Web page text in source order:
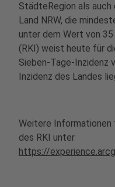
StädteRegion als auch
Land NRW, die
unter dem Wert von
(RKI) weist heute für
Sieben-Tage-Inzidenz
Inzidenz des Landes
Weitere Informationen
des RKI unter
https://